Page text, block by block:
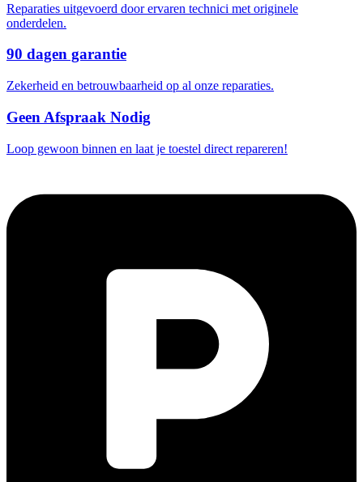
Reparaties uitgevoerd door ervaren technici met originele
onderdelen.
90 dagen garantie
Zekerheid en betrouwbaarheid op al onze reparaties.
Geen Afspraak Nodig
Loop gewoon binnen en laat je toestel direct repareren!